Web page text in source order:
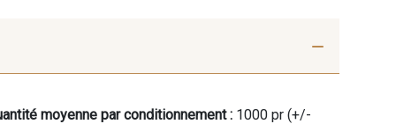
moyenne par conditionnement :